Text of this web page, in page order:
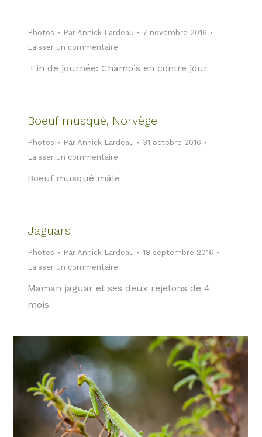
Photos ParAnnick Lardeau
7 novembre 2016
Laisser un commentaire
Fin de journée: Chamois en contre jour
Boeuf musqué, Norvège
Photos ParAnnick Lardeau
31 octobre 2016
Laisser un commentaire
Boeuf musqué mâle
Jaguars
Photos ParAnnick Lardeau
18 septembre 2016
Laisser un commentaire
Maman jaguar et ses deux rejetons de 4
mois